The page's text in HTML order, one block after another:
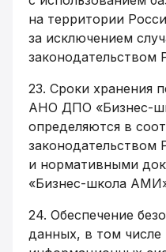
на территории
за исключением
законодательством
23. Сроки хранения
АНО ДПО «Бизнес-
определяются в
законодательством
и нормативными
«Бизнес-школа
24. Обеспечение
данных, в том числе